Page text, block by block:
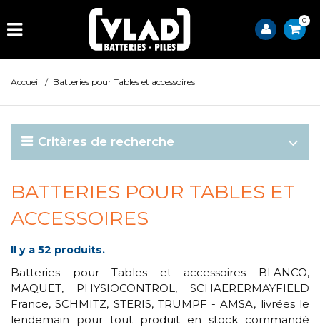
0
Accueil / Batteries pour Tables et accessoires
Critères de recherche
BATTERIES POUR TABLES ET
ACCESSOIRES
Il y a 52 produits.
Batteries pour Tables et accessoires BLANCO,
MAQUET, PHYSIOCONTROL, SCHAERERMAYFIELD
France, SCHMITZ, STERIS, TRUMPF - AMSA, livrées le
lendemain pour tout produit en stock commandé